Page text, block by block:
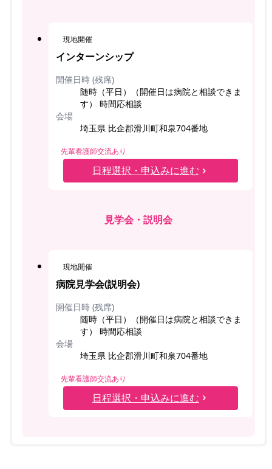
現地開催
インターンシップ
開催日時 (残席)
随時（平日）（開催日は病院と相談できま
す） 時間応相談
会場
埼玉県 比企郡滑川町和泉704番地
先輩看護師交流あり
日程選択・申込みに進む
見学会・説明会
現地開催
病院見学会(説明会)
開催日時 (残席)
随時（平日）（開催日は病院と相談できま
す） 時間応相談
会場
埼玉県 比企郡滑川町和泉704番地
先輩看護師交流あり
日程選択・申込みに進む